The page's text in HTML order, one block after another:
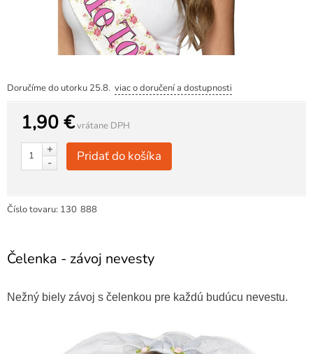
Doručíme do utorku 25.8. viac o doručení a dostupnosti
1,90 €vrátane DPH
+
-
Pridať do košíka
Číslo tovaru: 130 888
Čelenka - závoj nevesty
Nežný biely závoj s čelenkou pre každú budúcu nevestu.